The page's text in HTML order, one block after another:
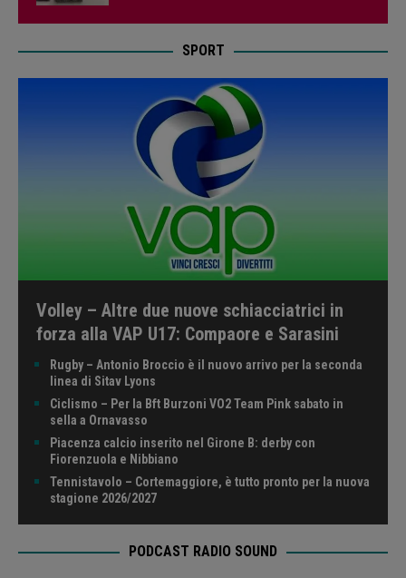
SPORT
Volley – Altre due nuove schiacciatrici in
forza alla VAP U17: Compaore e Sarasini
Rugby – Antonio Broccio è il nuovo arrivo per la seconda
linea di Sitav Lyons
Ciclismo – Per la Bft Burzoni VO2 Team Pink sabato in
sella a Ornavasso
Piacenza calcio inserito nel Girone B: derby con
Fiorenzuola e Nibbiano
Tennistavolo – Cortemaggiore, è tutto pronto per la nuova
stagione 2026/2027
PODCAST RADIO SOUND